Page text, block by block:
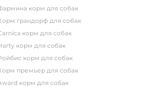
фармина корм для собак
корм грандорф для собак
carnica корм для собак
harty корм для собак
ройбис корм для собак
корм премьер для собак
award корм для собак